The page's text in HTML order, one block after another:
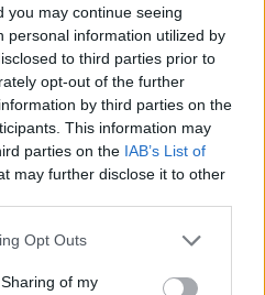
you may continue seeing
personal information utilized by
to third parties prior to
opt-out of the further
by third parties on the
This information may
parties on the IAB’s List of
may further disclose it to other
app uses one or more Google
behaviour. You may click to
Opt Outs
of my
πλοίου στο λιμάνι του
πλοιάρια
για την
ενώ τα μέλη του
μοίρασαν μάσκες
υπομονετικά να
διανεμήθηκαν για να